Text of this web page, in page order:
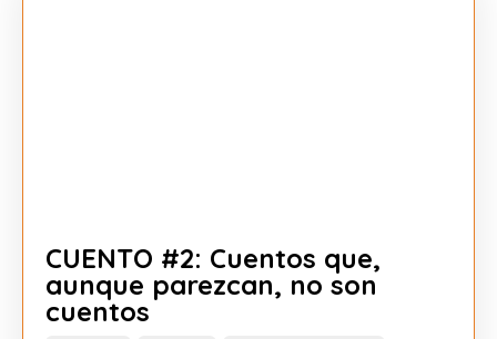
CUENTO #2: Cuentos que,
aunque parezcan, no son
cuentos